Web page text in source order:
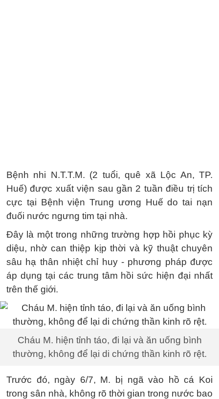
Bệnh nhi N.T.T.M. (2 tuổi, quê xã Lộc An, TP.
Huế) được xuất viện sau gần 2 tuần điều trị tích
cực tại Bệnh viện Trung ương Huế do tai nạn
đuối nước ngưng tim tại nhà.
Đây là một trong những trường hợp hồi phục kỳ
diệu, nhờ can thiệp kịp thời và kỹ thuật chuyên
sâu hạ thân nhiệt chỉ huy - phương pháp được
áp dụng tại các trung tâm hồi sức hiện đại nhất
trên thế giới.
Cháu M. hiện tỉnh táo, đi lại và ăn uống bình
thường, không để lại di chứng thần kinh rõ rệt.
Trước đó, ngày 6/7, M. bị ngã vào hồ cá Koi
trong sân nhà, không rõ thời gian trong nước bao